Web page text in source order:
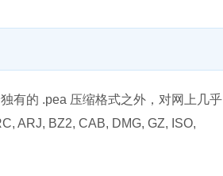
有的 .pea 压缩格式之外，对网上几乎
ARJ, BZ2, CAB, DMG, GZ, ISO,